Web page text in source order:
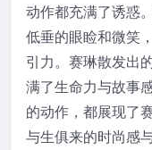
动作都充满了诱惑
低垂的眼睑和微笑
引力。赛琳散发出
满了生命力与故事
的动作，都展现了
与生俱来的时尚感